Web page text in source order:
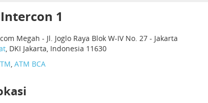
1
Megah - Jl. Joglo Raya Blok W-IV No. 27 - Jakarta
, DKI Jakarta, Indonesia 11630
, ATM BCA